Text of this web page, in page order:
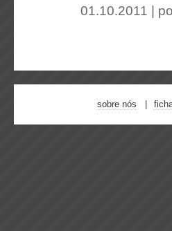
01.10.2011 |
sobre nós